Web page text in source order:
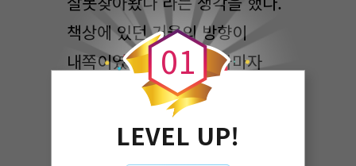
책상에 있던 거울의 방향이
내쪽이였다. 거울을 보자마자
나는 '누구지?' 라는 생각밖에
보라빛 머리카락에 흑안을 가진
0
0
1
LEVEL UP!